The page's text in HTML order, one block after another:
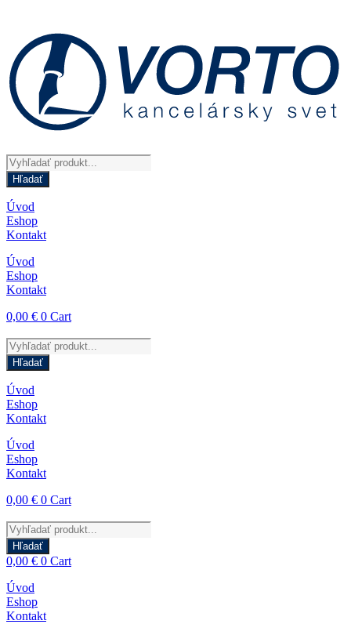
obsah
Products
search
Hľadať
Úvod
Eshop
Kontakt
Úvod
Eshop
Kontakt
0,00 € 0 Cart
Products
search
Hľadať
Úvod
Eshop
Kontakt
Úvod
Eshop
Kontakt
0,00 € 0 Cart
Products
search
Hľadať
0,00 € 0 Cart
Úvod
Eshop
Kontakt